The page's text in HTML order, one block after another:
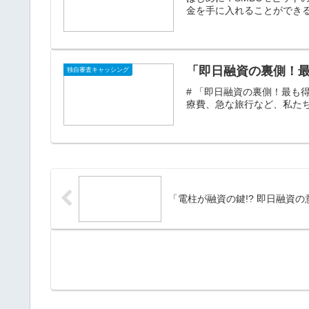
金を手に入れることができ
独自審査キャッシング 「即日融資の裏側！
# 「即日融資の裏側！最も
療費、急な旅行など、私た
「電柱が融資の鍵!? 即日融資